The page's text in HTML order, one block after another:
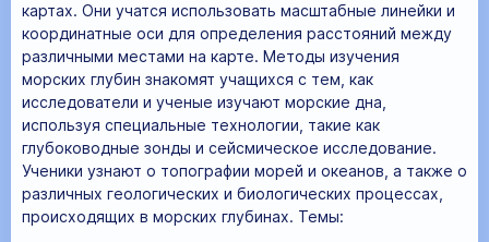
картах. Они учатся использовать масштабные линейки и
координатные оси для определения расстояний между
различными местами на карте. Методы изучения
морских глубин знакомят учащихся с тем, как
исследователи и ученые изучают морские дна,
используя специальные технологии, такие как
глубоководные зонды и сейсмическое исследование.
Ученики узнают о топографии морей и океанов, а также о
различных геологических и биологических процессах,
происходящих в морских глубинах. Темы: